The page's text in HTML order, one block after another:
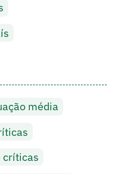
média
críticas